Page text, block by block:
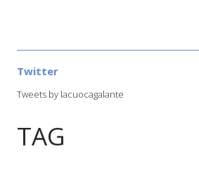
Twitter
Tweets by lacuocagalante
TAG